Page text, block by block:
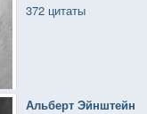
372 цитаты
Альберт Эйнштейн